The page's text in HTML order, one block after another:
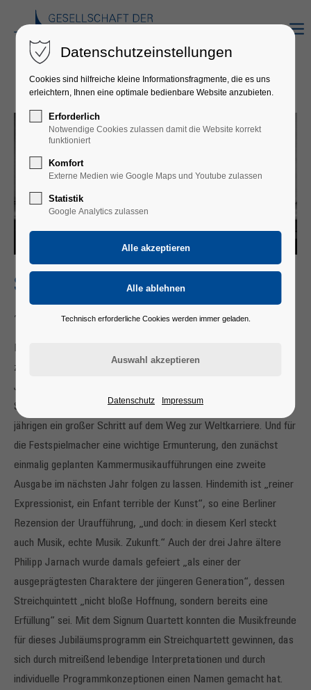
SIGNUM QUARTETT & YUKO HARA
„Sein Wahnsinn hat Methode.“ Hindemith & Jarnach
Hundert Jahre nach ihren Donaueschinger Uraufführungen stehen
zwei epochemachende Werke auf dem Programm unseres
Jubiläumskonzertes. Das von Publikum und Kritikern bejubelte
Streichquartett von Paul Hindemith war 1921 für den knapp 30-
jährigen ein großer Schritt auf dem Weg zur Weltkarriere. Und für
die Festspielmacher eine wichtige Ermunterung, den zunächst
einmalig geplanten Kammermusikaufführungen eine zweite
Ausgabe im nächsten Jahr folgen zu lassen. Hindemith ist „reiner
Expressionist, ein Enfant terrible der Kunst“, so eine Berliner
Rezension der Uraufführung, „und doch: in diesem Kerl steckt
auch Musik, echte Musik. Zukunft.“ Auch der drei Jahre ältere
Philipp Jarnach wurde damals gefeiert „als einer der
ausgeprägtesten Charaktere der jüngeren Generation“, dessen
Streichquintett „nicht bloße Hoffnung, sondern bereits eine
Erfüllung“ sei. Mit dem Signum Quartett konnten die Musikfreunde
für dieses Jubiläumsprogramm ein Streichquartett gewinnen, das
sich durch mitreißend lebendige Interpretationen und durch
individuelle Programmkonzeptionen einen Namen gemacht hat.
Datenschutzeinstellungen
Cookies sind hilfreiche kleine Informationsfragmente, die es uns
erleichtern, Ihnen eine optimale bedienbare Website anzubieten.
Erforderlich
Notwendige Cookies zulassen damit die Website korrekt
funktioniert
Komfort
Externe Medien wie Google Maps und Youtube zulassen
Statistik
Google Analytics zulassen
Technisch erforderliche Cookies werden immer geladen.
Datenschutz Impressum